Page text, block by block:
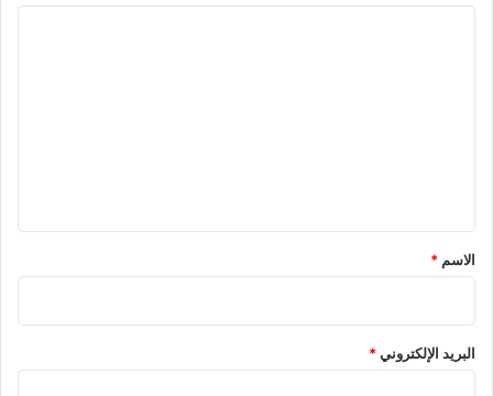
*
الاسم *
البريد الإلكتروني*